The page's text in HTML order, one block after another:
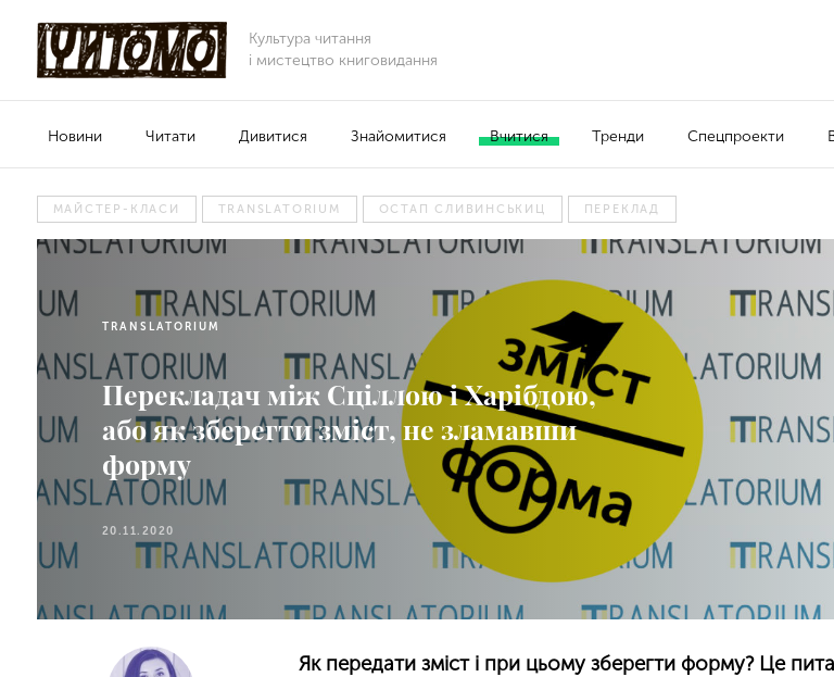
Культура читання
і мистецтво книговидання
Новини Читати Дивитися Знайомитися Вчитися Тренди Спецпроекти
МАЙСТЕР-КЛАСИ TRANSLATORIUM ОСТАП СЛИВИНСЬКИЦ ПЕРЕКЛАД
TRANSLATORIUM
Перекладач між Сціллою і Харібдою,
або як зберегти зміст, не зламавши
форму
20.11.2020
Як передати зміст і при цьому зберегти форму? Це